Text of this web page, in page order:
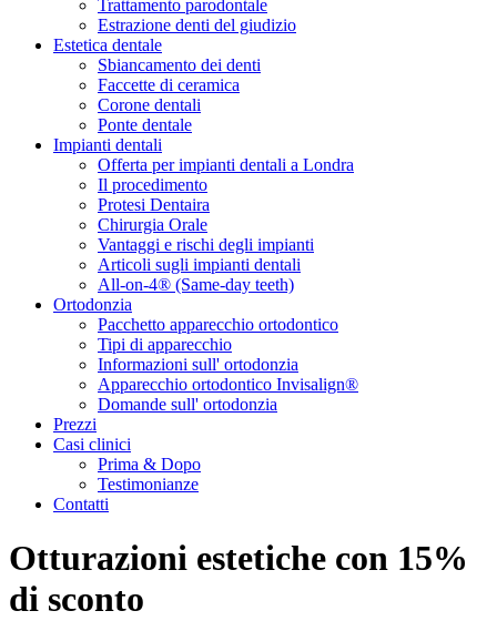
Trattamento parodontale
Estrazione denti del giudizio
Estetica dentale
Sbiancamento dei denti
Faccette di ceramica
Corone dentali
Ponte dentale
Impianti dentali
Offerta per impianti dentali a Londra
Il procedimento
Protesi Dentaira
Chirurgia Orale
Vantaggi e rischi degli impianti
Articoli sugli impianti dentali
All-on-4® (Same-day teeth)
Ortodonzia
Pacchetto apparecchio ortodontico
Tipi di apparecchio
Informazioni sull' ortodonzia
Apparecchio ortodontico Invisalign®
Domande sull' ortodonzia
Prezzi
Casi clinici
Prima & Dopo
Testimonianze
Contatti
Otturazioni estetiche con 15%
di sconto